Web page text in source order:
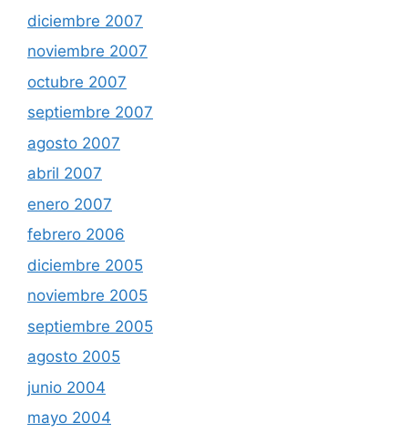
diciembre 2007
noviembre 2007
octubre 2007
septiembre 2007
agosto 2007
abril 2007
enero 2007
febrero 2006
diciembre 2005
noviembre 2005
septiembre 2005
agosto 2005
junio 2004
mayo 2004